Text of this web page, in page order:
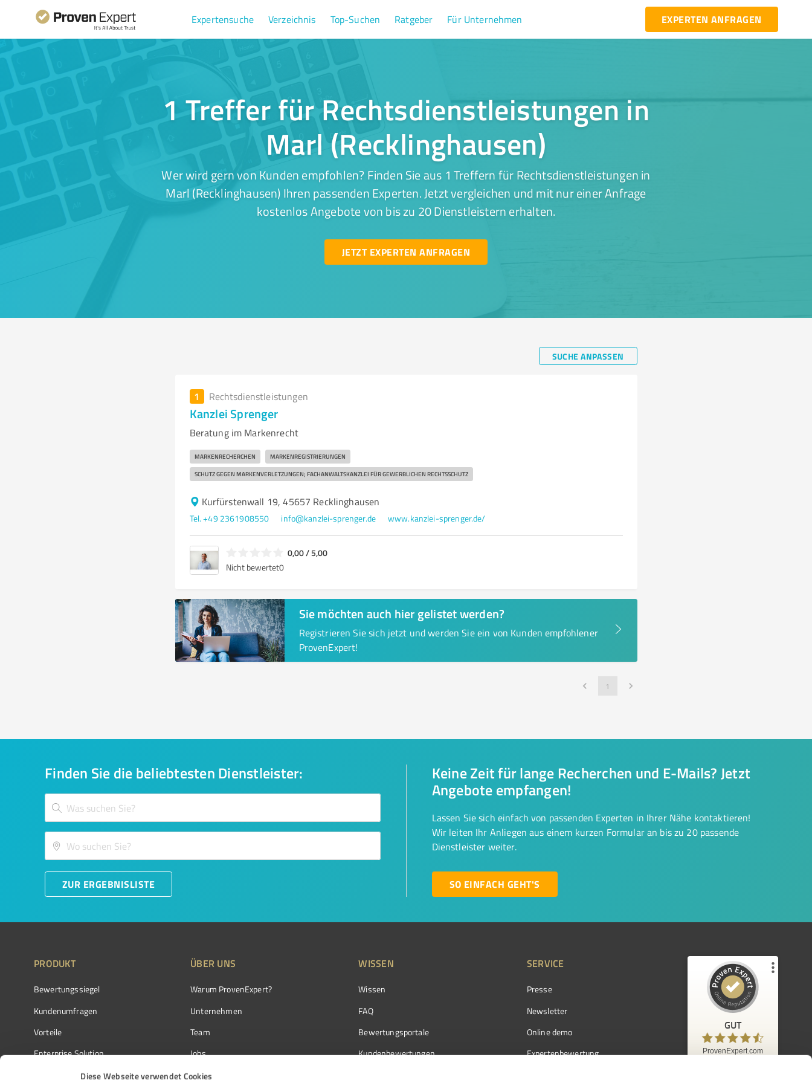
Diese Webseite verwendet Cookies
Expertensuche Verzeichnis Top-Suchen Ratgeber Für Unternehmen EXPERTEN ANFRAGEN
1 Treffer für Rechtsdienstleistungen in
Marl (Recklinghausen)
Wer wird gern von Kunden empfohlen? Finden Sie aus 1 Treffern für Rechtsdienstleistungen in
Marl (Recklinghausen) Ihren passenden Experten. Jetzt vergleichen und mit nur einer Anfrage
kostenlos Angebote von bis zu 20 Dienstleistern erhalten.
JETZT EXPERTEN ANFRAGEN
SUCHE ANPASSEN
1 Rechtsdienstleistungen
Kanzlei Sprenger
Beratung im Markenrecht
MARKENRECHERCHEN MARKENREGISTRIERUNGEN
SCHUTZ GEGEN MARKENVERLETZUNGEN; FACHANWALTSKANZLEI FÜR GEWERBLICHEN RECHTSSCHUTZ
Kurfürstenwall 19, 45657 Recklinghausen
Tel. +49 2361908550 info@kanzlei-sprenger.de www.kanzlei-sprenger.de/
0,00 / 5,00
Nicht bewertet0
Sie möchten auch hier gelistet werden?
Registrieren Sie sich jetzt und werden Sie ein von Kunden empfohlener
ProvenExpert!
1
Finden Sie die beliebtesten Dienstleister:
ZUR ERGEBNISLISTE
Keine Zeit für lange Recherchen und E-Mails? Jetzt
Angebote empfangen!
Lassen Sie sich einfach von passenden Experten in Ihrer Nähe kontaktieren!
Wir leiten Ihr Anliegen aus einem kurzen Formular an bis zu 20 passende
Dienstleister weiter.
SO EINFACH GEHT'S
PRODUKT
Bewertungssiegel
Kundenumfragen
Vorteile
Enterprise Solution
Partnerprogramm
ÜBER UNS
Warum ProvenExpert?
Unternehmen
Team
Jobs
Kundenstimmen
WISSEN
Wissen
FAQ
Bewertungsportale
Kundenbewertungen
SERVICE
Presse
Newsletter
Online demo
Expertenbewertung
GUT
ProvenExpert.com
Kundenbewertungen und Erfahrungen zu
ProvenExpert.com
97
%
Empfehlungen auf
ProvenExpert.com
4,42
/
5,00